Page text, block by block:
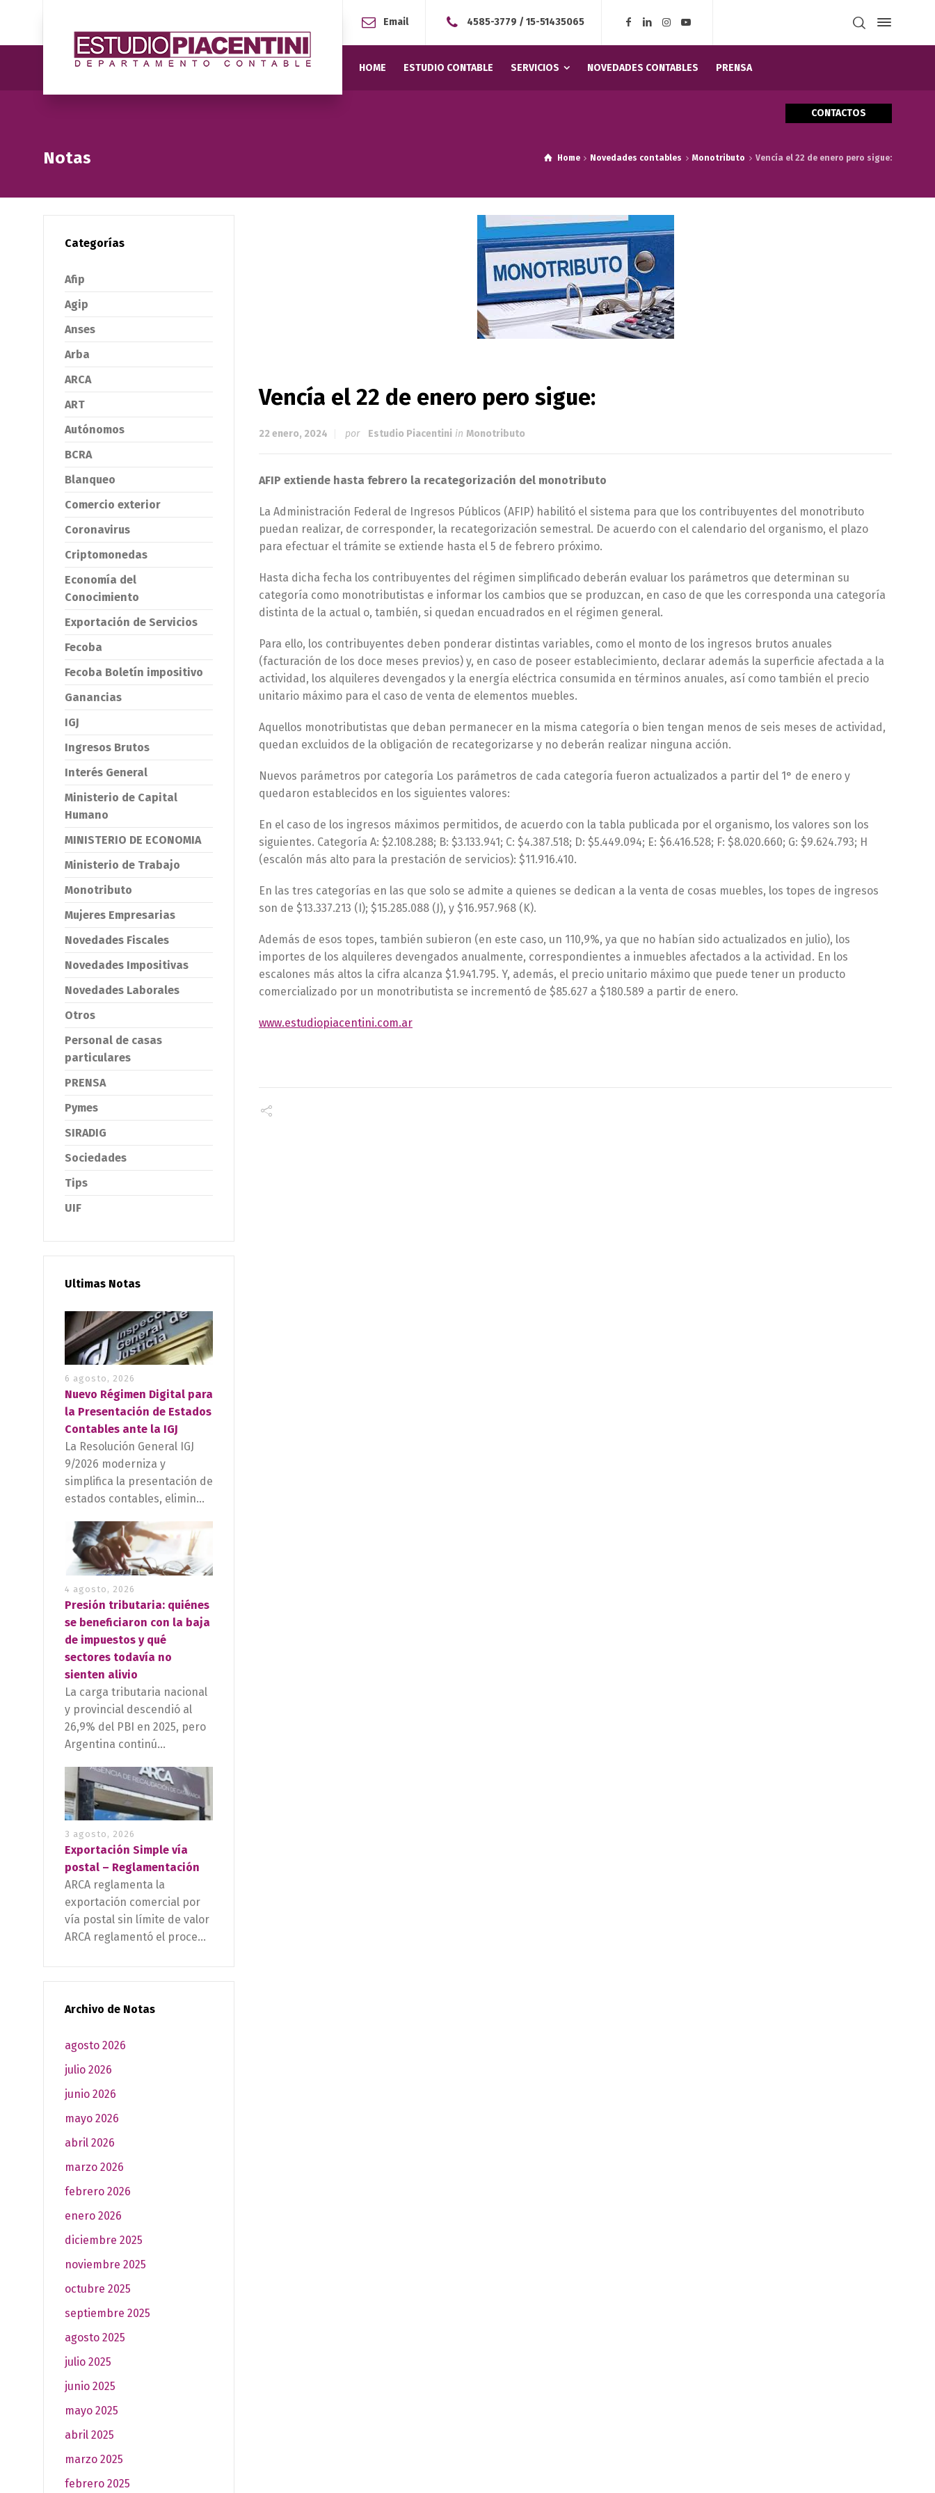
Email 4585-3779 /15-51435065
HOME ESTUDIO CONTABLE SERVICIOS NOVEDADES CONTABLES PRENSA
CONTACTOS
Notas Home Novedades contables Monotributo Vencía el 22 de enero pero sigue:
Vencía el 22 de enero pero sigue:
22 enero, 2024 por Estudio Piacentini in Monotributo
AFIP extiende hasta febrero la recategorización del monotributo
La Administración Federal de Ingresos Públicos (AFIP) habilitó el sistema para que los contribuyentes del monotributo
puedan realizar, de corresponder, la recategorización semestral. De acuerdo con el calendario del organismo, el plazo
para efectuar el trámite se extiende hasta el 5 de febrero próximo.
Hasta dicha fecha los contribuyentes del régimen simplificado deberán evaluar los parámetros que determinan su
categoría como monotributistas e informar los cambios que se produzcan, en caso de que les corresponda una categoría
distinta de la actual o, también, si quedan encuadrados en el régimen general.
Para ello, los contribuyentes deben ponderar distintas variables, como el monto de los ingresos brutos anuales
(facturación de los doce meses previos) y, en caso de poseer establecimiento, declarar además la superficie afectada a la
actividad, los alquileres devengados y la energía eléctrica consumida en términos anuales, así como también el precio
unitario máximo para el caso de venta de elementos muebles.
Aquellos monotributistas que deban permanecer en la misma categoría o bien tengan menos de seis meses de actividad,
quedan excluidos de la obligación de recategorizarse y no deberán realizar ninguna acción.
Nuevos parámetros por categoría Los parámetros de cada categoría fueron actualizados a partir del 1° de enero y
quedaron establecidos en los siguientes valores:
En el caso de los ingresos máximos permitidos, de acuerdo con la tabla publicada por el organismo, los valores son los
siguientes. Categoría A: $2.108.288; B: $3.133.941; C: $4.387.518; D: $5.449.094; E: $6.416.528; F: $8.020.660; G: $9.624.793; H
(escalón más alto para la prestación de servicios): $11.916.410.
En las tres categorías en las que solo se admite a quienes se dedican a la venta de cosas muebles, los topes de ingresos
son de $13.337.213 (I); $15.285.088 (J), y $16.957.968 (K).
Además de esos topes, también subieron (en este caso, un 110,9%, ya que no habían sido actualizados en julio), los
importes de los alquileres devengados anualmente, correspondientes a inmuebles afectados a la actividad. En los
escalones más altos la cifra alcanza $1.941.795. Y, además, el precio unitario máximo que puede tener un producto
comercializado por un monotributista se incrementó de $85.627 a $180.589 a partir de enero.
www.estudiopiacentini.com.ar
Categorías
Afip
Agip
Anses
Arba
ARCA
ART
Autónomos
BCRA
Blanqueo
Comercio exterior
Coronavirus
Criptomonedas
Economía del
Conocimiento
Exportación de Servicios
Fecoba
Fecoba Boletín impositivo
Ganancias
IGJ
Ingresos Brutos
Interés General
Ministerio de Capital
Humano
MINISTERIO DE ECONOMIA
Ministerio de Trabajo
Monotributo
Mujeres Empresarias
Novedades Fiscales
Novedades Impositivas
Novedades Laborales
Otros
Personal de casas
particulares
PRENSA
Pymes
SIRADIG
Sociedades
Tips
UIF
Ultimas Notas
6 agosto, 2026
Nuevo Régimen Digital para
la Presentación de Estados
Contables ante la IGJ
La Resolución General IGJ
9/2026 moderniza y
simplifica la presentación de
estados contables, elimin...
4 agosto, 2026
Presión tributaria: quiénes
se beneficiaron con la baja
de impuestos y qué
sectores todavía no
sienten alivio
La carga tributaria nacional
y provincial descendió al
26,9% del PBI en 2025, pero
Argentina continú...
3 agosto, 2026
Exportación Simple vía
postal – Reglamentación
ARCA reglamenta la
exportación comercial por
vía postal sin límite de valor
ARCA reglamentó el proce...
Archivo de Notas
agosto 2026
julio 2026
junio 2026
mayo 2026
abril 2026
marzo 2026
febrero 2026
enero 2026
diciembre 2025
noviembre 2025
octubre 2025
septiembre 2025
agosto 2025
julio 2025
junio 2025
mayo 2025
abril 2025
marzo 2025
febrero 2025